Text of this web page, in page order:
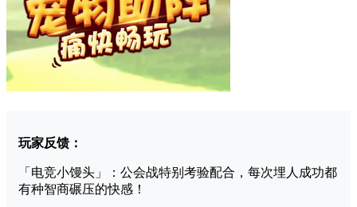
玩家反馈：
「电竞小馒头」：公会战特别考验配合，每次埋人成功都
有种智商碾压的快感！